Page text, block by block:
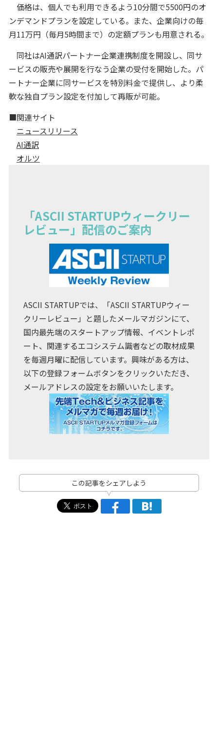
価格は、個人でも利用できるよう10分間で5500円のオ
ンデマンドプランを設定している。また、企業向けの毎
月11万円（毎月5時間まで）の定額プランも用意される。
同社はAI通訳パートナー企業連携制度を開設し、同サ
ービスの販売や展開を行なう企業の受付を開始した。パ
ートナー企業に同サービスを特別料金で提供し、より柔
軟な独自プラン設定を付加して再販が可能。
■関連サイト
ニュースリリース
AI通訳
オルツ
「ASCII STARTUPウィークリー
レビュー」配信のご案内
ASCII STARTUPでは、「ASCII STARTUPウィー
クリーレビュー」と題したメールマガジンにて、
国内最先端のスタートアップ情報、イベントレポ
ート、関連するエコシステム識者などの取材成果
を毎週月曜に配信しています。興味がある方は、
以下の登録フォームボタンをクリックいただき、
メールアドレスの設定をお願いいたします。
この記事をシェアしよう